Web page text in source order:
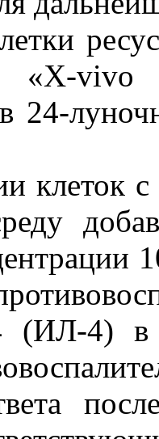
vivo
24-
клеток
(ИЛ-4)